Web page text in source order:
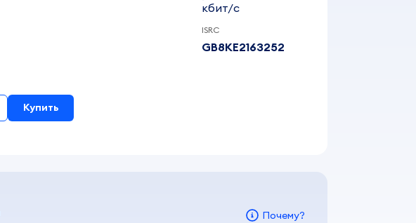
кбит/c
ISRC
GB8KE2163252
Купить
Почему?